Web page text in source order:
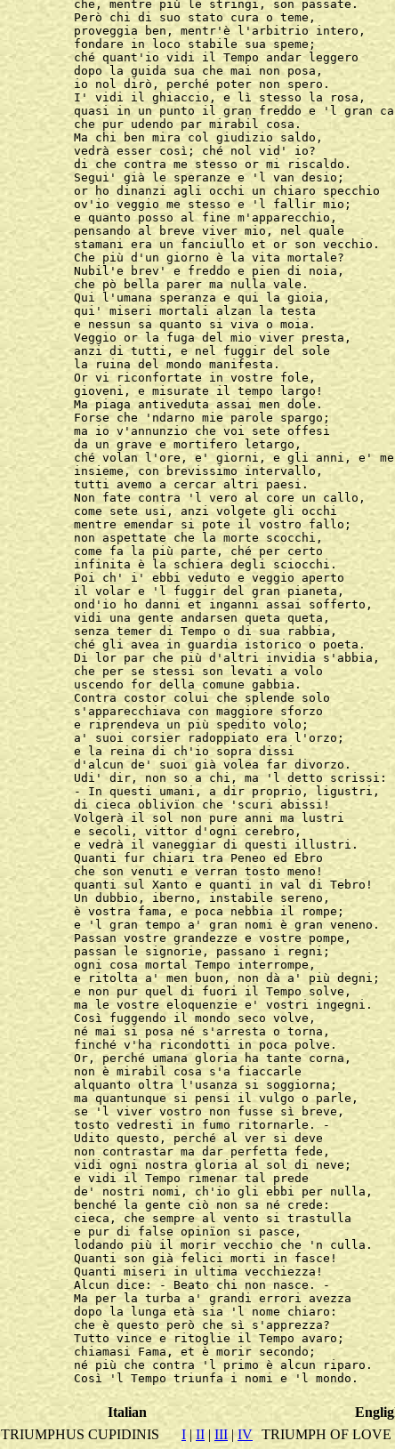
che, mentre più le stringi, son passate.
Però chi di suo stato cura o teme,
proveggia ben, mentr'è l'arbitrio intero,
fondare in loco stabile sua speme;
ché quant'io vidi il Tempo andar leggero
dopo la guida sua che mai non posa,
io nol dirò, perché poter non spero.
I' vidi il ghiaccio, e lì stesso la rosa,
quasi in un punto il gran freddo e 'l gran
che pur udendo par mirabil cosa.
Ma chi ben mira col giudizio saldo,
vedrà esser così; ché nol vid' io?
di che contra me stesso or mi riscaldo.
Segui' già le speranze e 'l van desio;
or ho dinanzi agli occhi un chiaro specchio
ov'io veggio me stesso e 'l fallir mio;
e quanto posso al fine m'apparecchio,
pensando al breve viver mio, nel quale
stamani era un fanciullo et or son vecchio.
Che più d'un giorno è la vita mortale?
Nubil'e brev' e freddo e pien di noia,
che pò bella parer ma nulla vale.
Qui l'umana speranza e qui la gioia,
qui' miseri mortali alzan la testa
e nessun sa quanto si viva o moia.
Veggio or la fuga del mio viver presta,
anzi di tutti, e nel fuggir del sole
la ruina del mondo manifesta.
Or vi riconfortate in vostre fole,
gioveni, e misurate il tempo largo!
Ma piaga antiveduta assai men dole.
Forse che 'ndarno mie parole spargo;
ma io v'annunzio che voi sete offesi
da un grave e mortifero letargo,
ché volan l'ore, e' giorni, e gli anni, e'
insieme, con brevissimo intervallo,
tutti avemo a cercar altri paesi.
Non fate contra 'l vero al core un callo,
come sete usi, anzi volgete gli occhi
mentre emendar si pote il vostro fallo;
non aspettate che la morte scocchi,
come fa la più parte, ché per certo
infinita è la schiera degli sciocchi.
Poi ch' i' ebbi veduto e veggio aperto
il volar e 'l fuggir del gran pianeta,
ond'io ho danni et inganni assai sofferto,
vidi una gente andarsen queta queta,
senza temer di Tempo o di sua rabbia,
ché gli avea in guardia istorico o poeta.
Di lor par che più d'altri invidia s'abbia,
che per se stessi son levati a volo
uscendo for della comune gabbia.
Contra costor colui che splende solo
s'apparecchiava con maggiore sforzo
e riprendeva un più spedito volo;
a' suoi corsier radoppiato era l'orzo;
e la reina di ch'io sopra dissi
d'alcun de' suoi già volea far divorzo.
Udi' dir, non so a chi, ma 'l detto scrissi:
- In questi umani, a dir proprio, ligustri,
di cieca oblivïon che 'scuri abissi!
Volgerà il sol non pure anni ma lustri
e secoli, vittor d'ogni cerebro,
e vedrà il vaneggiar di questi illustri.
Quanti fur chiari tra Peneo ed Ebro
che son venuti e verran tosto meno!
quanti sul Xanto e quanti in val di Tebro!
Un dubbio, iberno, instabile sereno,
è vostra fama, e poca nebbia il rompe;
e 'l gran tempo a' gran nomi è gran veneno.
Passan vostre grandezze e vostre pompe,
passan le signorie, passano i regni;
ogni cosa mortal Tempo interrompe,
e ritolta a' men buon, non dà a' più degni;
e non pur quel di fuori il Tempo solve,
ma le vostre eloquenzie e' vostri ingegni.
Così fuggendo il mondo seco volve,
né mai si posa né s'arresta o torna,
finché v'ha ricondotti in poca polve.
Or, perché umana gloria ha tante corna,
non è mirabil cosa s'a fiaccarle
alquanto oltra l'usanza si soggiorna;
ma quantunque si pensi il vulgo o parle,
se 'l viver vostro non fusse sì breve,
tosto vedresti in fumo ritornarle. -
Udito questo, perché al ver si deve
non contrastar ma dar perfetta fede,
vidi ogni nostra gloria al sol di neve;
e vidi il Tempo rimenar tal prede
de' nostri nomi, ch'io gli ebbi per nulla,
benché la gente ciò non sa né crede:
cieca, che sempre al vento si trastulla
e pur di false opinïon si pasce,
lodando più il morir vecchio che 'n culla.
Quanti son già felici morti in fasce!
Quanti miseri in ultima vecchiezza!
Alcun dice: - Beato chi non nasce. -
Ma per la turba a' grandi errori avezza
dopo la lunga età sia 'l nome chiaro:
che è questo però che sì s'apprezza?
Tutto vince e ritoglie il Tempo avaro;
chiamasi Fama, et è morir secondo;
né più che contra 'l primo è alcun riparo.
Italian
TRIUMPHUS CUPIDINIS
I | II | III |IV TRIUMPH OF LOVE